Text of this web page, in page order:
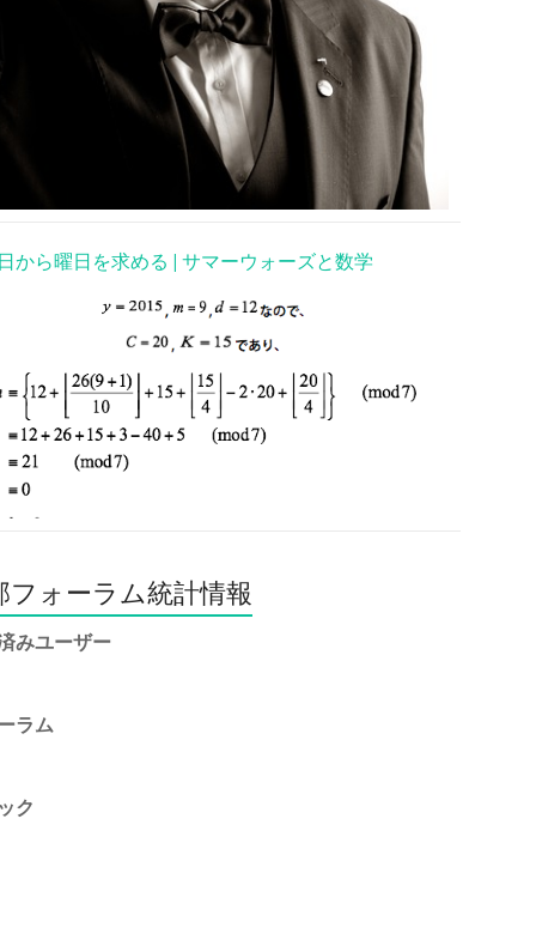
から曜日を求める | サマーウォーズと数学
フォーラム統計情報
みユーザー
ラム
ク